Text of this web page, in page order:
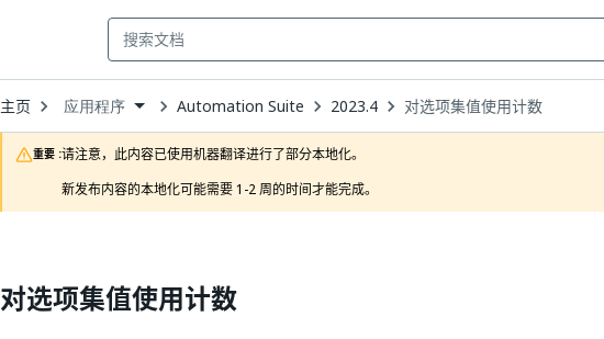
主页 Open
Dropdown
to
choose
product
应用程序 Automation Suite 2023.4 对选项集值使用计数
重要 :请注意，此内容已使用机器翻译进行了部分本地化。
新发布内容的本地化可能需要 1-2 周的时间才能完成。
对选项集值使用计数